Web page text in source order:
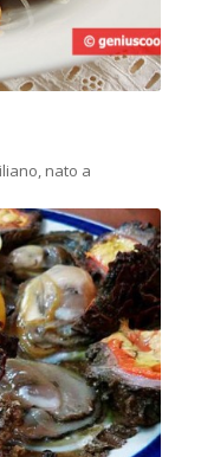
nato a